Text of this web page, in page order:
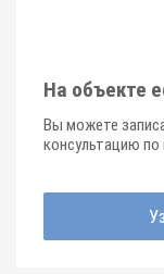
На объекте
Вы можете
консультацию по